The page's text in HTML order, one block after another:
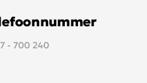
- 700 240